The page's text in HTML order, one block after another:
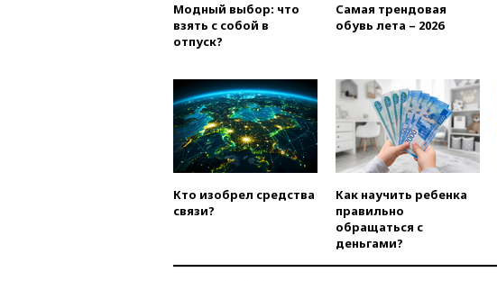
Модный выбор: что
взять с собой в
отпуск?
Самая трендовая
обувь лета – 2026
Кто изобрел средства
связи?
Как научить ребенка
правильно
обращаться с
деньгами?